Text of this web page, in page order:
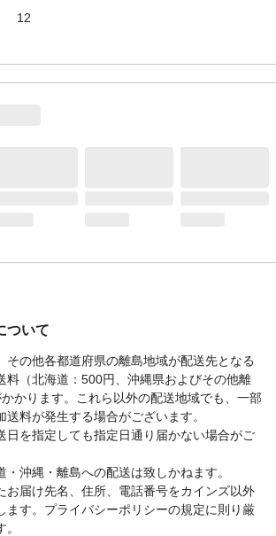
12
フロアクッション
100%
100％
ポリエチレン
ウレタンフォーム
洗濯機を使用する場合は、洗濯ネットを使
用し、弱水流または手洗いコースで洗濯し
てください。
中国
ついて
その他各都道府県の離島地域が配送先となる
料（北海道：500円、沖縄県およびその他離
かります。これら以外の配送地域でも、一部
送料が発生する場合がございます。
日を指定しても指定日通り届かない場合がご
・沖縄・離島への配送は致しかねます。
お届け先名、住所、電話番号をカインズ以外
ます。プライバシーポリシーの規定に則り厳